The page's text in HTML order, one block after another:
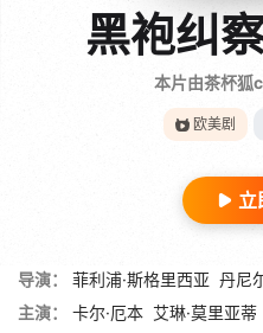
黑袍纠
本片由茶杯狐
欧美剧
立
导演： 菲利浦·斯格里西亚 丹尼
主演：
卡尔·厄本 艾琳·莫里亚蒂